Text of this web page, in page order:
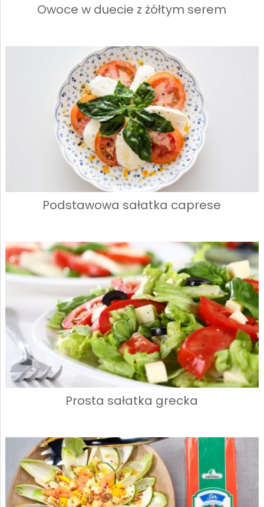
Owoce w duecie z żółtym serem
Podstawowa sałatka caprese
Prosta sałatka grecka